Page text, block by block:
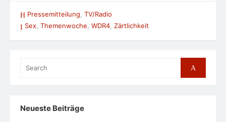
Pressemitteilung TV/Radio
Sex, Themenwoche, WDR4, Zärtlichkeit
for:
Search
Neueste Beiträge